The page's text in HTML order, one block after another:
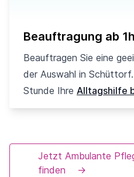
Beauftragung ab 1h
Beauftragen Sie eine
der Auswahl in
Stunde Ihre Alltagshilfe
Jetzt Ambulante
finden
→